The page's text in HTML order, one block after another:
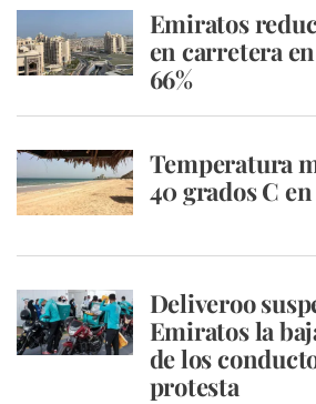
Emiratos
en carretera
66%
Temperatura
40 grados C
Deliveroo
Emiratos la
de los
protesta